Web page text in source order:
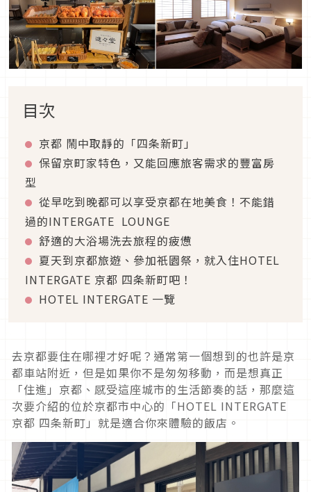
目次
京都 鬧中取靜的「四条新町」
保留京町家特色，又能回應旅客需求的豐富房
型
從早吃到晚都可以享受京都在地美食！不能錯
過的INTERGATE LOUNGE
舒適的大浴場洗去旅程的疲憊
夏天到京都旅遊、參加祇園祭，就入住HOTEL
INTERGATE 京都 四条新町吧！
HOTEL INTERGATE 一覽
去京都要住在哪裡才好呢？通常第一個想到的也許是京
都車站附近，但是如果你不是匆匆移動，而是想真正
「住進」京都、感受這座城市的生活節奏的話，那麼這
次要介紹的位於京都市中心的「HOTEL INTERGATE
京都 四条新町」就是適合你來體驗的飯店。